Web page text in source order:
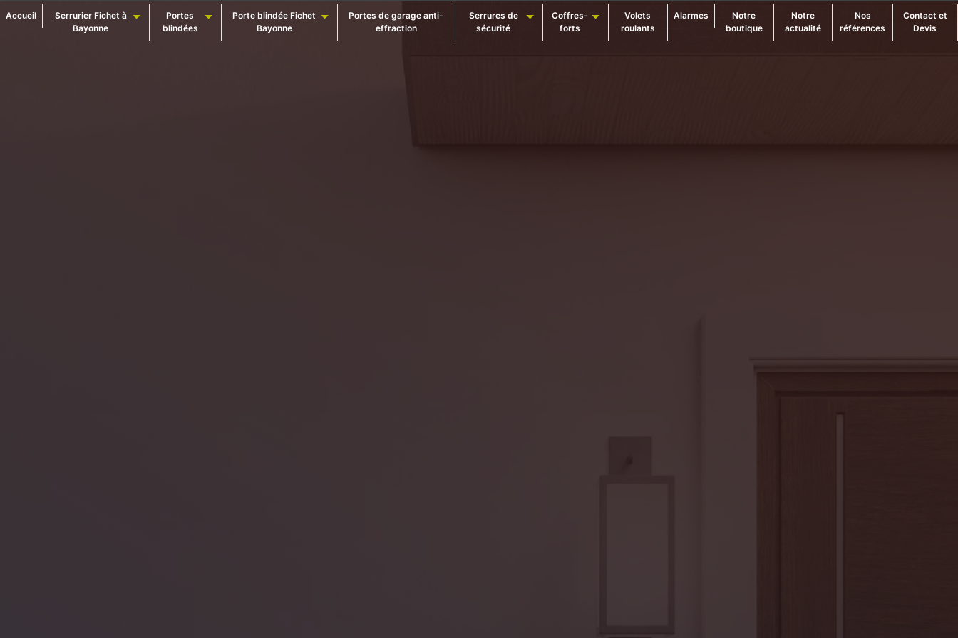
Accueil
Serrurier Fichet à
Bayonne
Portes
blindées
Porte blindée Fichet
Bayonne
Portes de garage anti-
effraction
Serrures de
sécurité
Coffres-
forts
Volets
roulants
Alarmes
Notre
boutique
Notre
actualité
Nos
références
Contact et
Devis
Panneau de gestion des cookies